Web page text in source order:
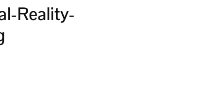
Reality-